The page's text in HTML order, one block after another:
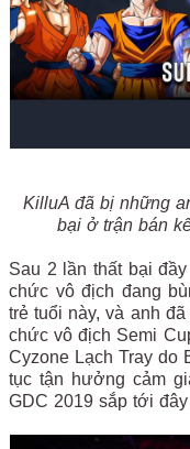
KilluA đã bị những
bại ở trận bán
Sau 2 lần thất bại
chức vô địch đang
trẻ tuổi này, và anh
chức vô địch Semi
Cyzone Lạch Tray do
tục tận hưởng cảm
GDC 2019 sắp tới